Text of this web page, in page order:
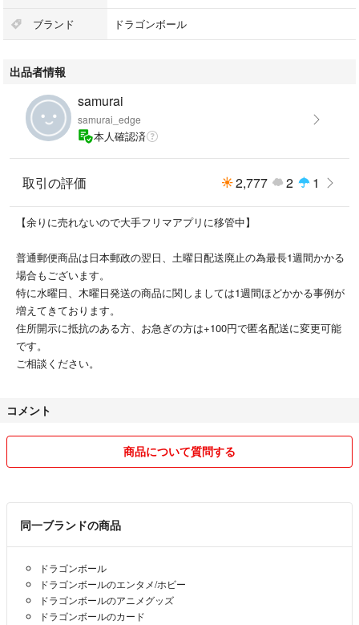
ブランド ドラゴンボール
出品者情報
samurai
samurai_edge
本人確認済
取引の評価 2,777 2 1
【余りに売れないので大手フリマアプリに移管中】
普通郵便商品は日本郵政の翌日、土曜日配送廃止の為最長1週間かかる
場合もございます。
特に水曜日、木曜日発送の商品に関しましては1週間ほどかかる事例が
増えてきております。
住所開示に抵抗のある方、お急ぎの方は+100円で匿名配送に変更可能
です。
ご相談ください。
コメント
商品について質問する
同一ブランドの商品
ドラゴンボール
ドラゴンボールのエンタメ/ホビー
ドラゴンボールのアニメグッズ
ドラゴンボールのカード